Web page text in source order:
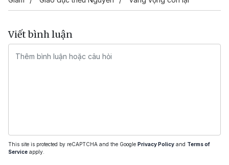
Viết bình luận
This site is protected by reCAPTCHA and the Google Privacy Policy and Terms of
Service apply.